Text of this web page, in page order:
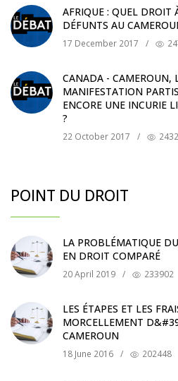
AFRIQUE : QUEL
DÉFUNTS AU
17 December 2017 /
CANADA - CAMEROUN,
MANIFESTATION
ENCORE UNE INCURIE
?
22 October 2017 /
POINT DU DROIT
LA PROBLÉMATIQUE
EN DROIT COMPARÉ
20 April 2019 / 233902
LES ÉTAPES ET LES
MORCELLEMENT
CAMEROUN
18 June 2016 / 202448